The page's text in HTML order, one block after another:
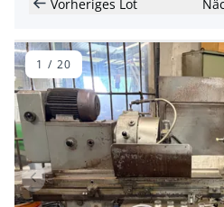
Vorheriges Lot
Vorheriger Artikel
1 / 20